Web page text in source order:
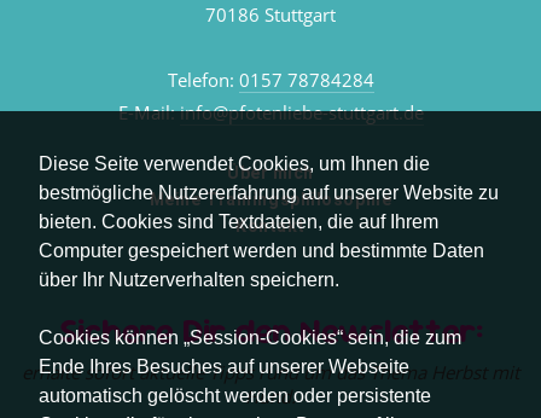
Diese Seite verwendet Cookies, um Ihnen die
bestmögliche Nutzererfahrung auf unserer Website zu
bieten. Cookies sind Textdateien, die auf Ihrem
Computer gespeichert werden und bestimmte Daten
über Ihr Nutzerverhalten speichern.
Cookies können „Session-Cookies“ sein, die zum
Ende Ihres Besuches auf unserer Webseite
automatisch gelöscht werden oder persistente
70186 Stuttgart
Telefon: 0157 78784284
E-Mail:info@pfotenliebe-stuttgart.de
Über mich
Meine Trainingsphilosophie
Kontakt
Sichere Dir den Newsletter:
erhalte sofort aktuelle Tipps rund um das Thema Herbst mit
Hund.